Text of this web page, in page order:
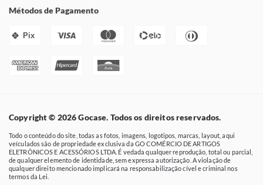
Métodos de Pagamento
Pix
Copyright © 2026 Gocase. Todos os direitos reservados.
Todo o conteúdo do site, todas as fotos, imagens, logotipos, marcas, layout, aqui
veículados são de propriedade exclusiva da GO COMÉRCIO DE ARTIGOS
ELETRÔNICOS E ACESSÓRIOS LTDA. É vedada qualquer reprodução, total ou parcial,
de qualquer elemento de identidade, sem expressa autorização. A violação de
qualquer direito mencionado implicará na responsabilização cível e criminal nos
termos da Lei.